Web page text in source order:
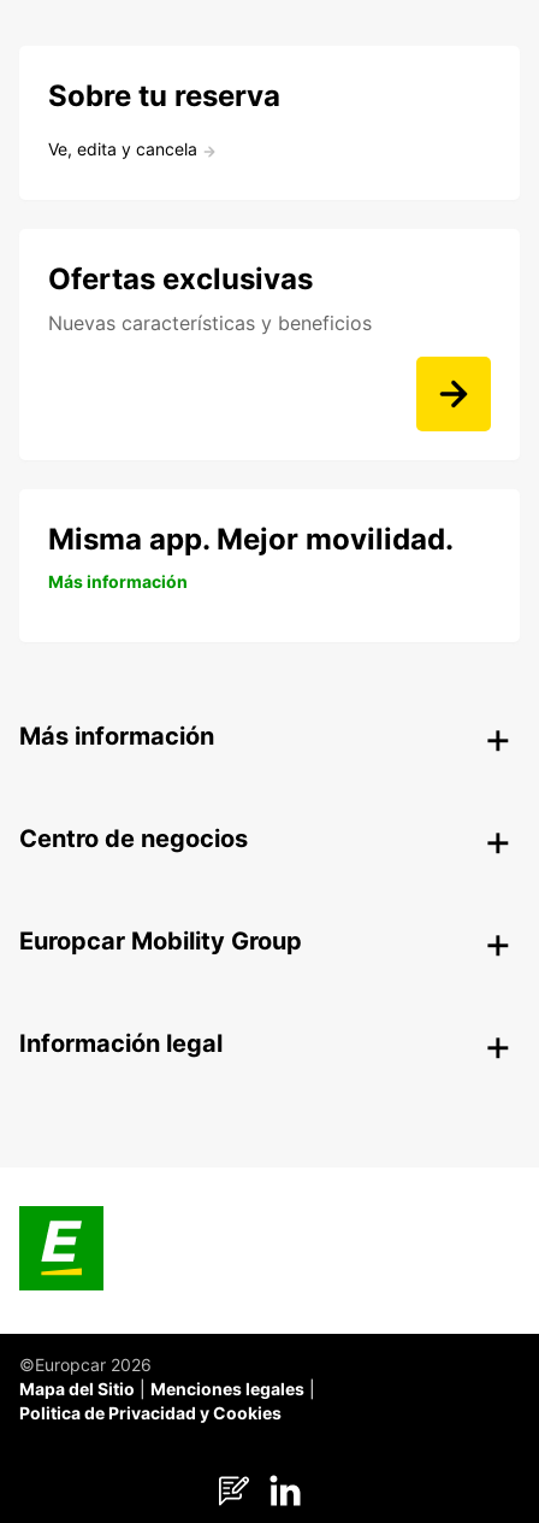
Sobre tu reserva
Ve, edita y cancela
Ofertas exclusivas
Nuevas características y beneficios
Misma app. Mejor movilidad.
Más información
Más información
Centro de negocios
Europcar Mobility Group
Información legal
©Europcar 2026
Mapa del Sitio
Menciones legales
Politica de Privacidad y Cookies